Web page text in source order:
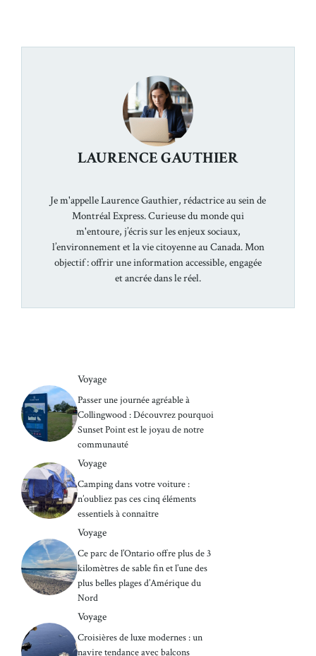
LAURENCE GAUTHIER
Je m'appelle Laurence Gauthier, rédactrice au sein de
Montréal Express. Curieuse du monde qui
m'entoure, j’écris sur les enjeux sociaux,
l’environnement et la vie citoyenne au Canada. Mon
objectif : offrir une information accessible, engagée
et ancrée dans le réel.
Voyage
Passer une journée agréable à
Collingwood : Découvrez pourquoi
Sunset Point est le joyau de notre
communauté
Voyage
Camping dans votre voiture :
n’oubliez pas ces cinq éléments
essentiels à connaître
Voyage
Ce parc de l’Ontario offre plus de 3
kilomètres de sable fin et l’une des
plus belles plages d’Amérique du
Nord
Voyage
Croisières de luxe modernes : un
navire tendance avec balcons